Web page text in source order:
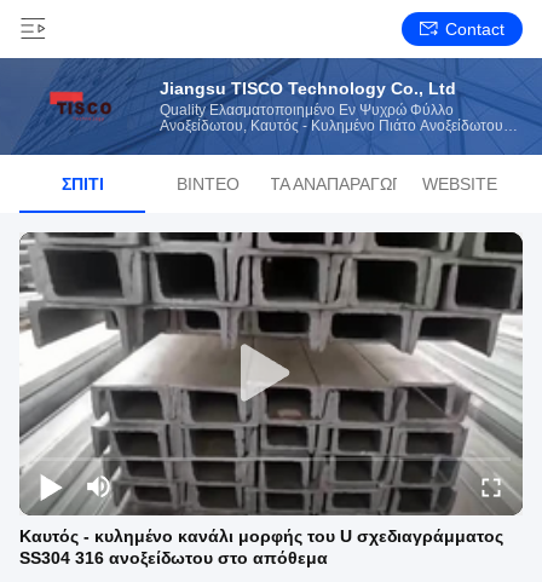
Contact
Jiangsu TISCO Technology Co., Ltd
Quality Ελασματοποιημένο Εν Ψυχρώ Φύλλο
Ανοξείδωτου, Καυτός - Κυλημένο Πιάτο Ανοξείδωτου
Κατασκευαστής Από Την Κίνα
ΣΠΊΤΙ ΒΊΝΤΕΟ ΛΊΣΤΑ ΑΝΑΠΑΡΑΓΩΓΉΣWEBSITE
Καυτός - κυλημένο κανάλι μορφής του U σχεδιαγράμματος
SS304 316 ανοξείδωτου στο απόθεμα